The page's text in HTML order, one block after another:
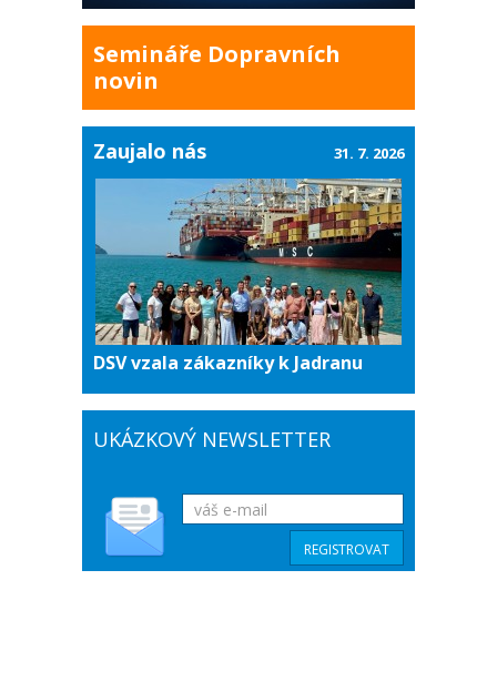
Semináře Dopravních
novin
Zaujalo nás
DSV vzala zákazníky k Jadranu
31. 7. 2026
UKÁZKOVÝ NEWSLETTER